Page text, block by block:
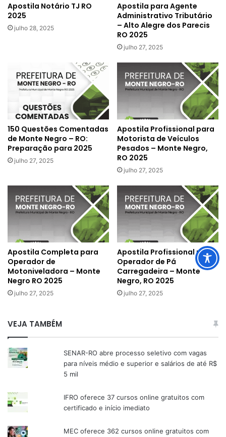
Apostila Notário TJ RO
2025
julho 28, 2025
Apostila para Agente
Administrativo Tributário
– Alto Alegre dos Parecis
RO 2025
julho 27, 2025
150 Questões Comentadas
de Monte Negro – RO:
Preparação para 2025
julho 27, 2025
Apostila Profissional para
Motorista de Veículos
Pesados – Monte Negro,
RO 2025
julho 27, 2025
Apostila Completa para
Operador de
Motoniveladora – Monte
Negro RO 2025
julho 27, 2025
Apostila Profissional para
Operador de Pá
Carregadeira – Monte
Negro, RO 2025
julho 27, 2025
VEJA TAMBÉM
SENAR-RO abre processo seletivo com vagas
para níveis médio e superior e salários de até R$
5 mil
IFRO oferece 37 cursos online gratuitos com
certificado e início imediato
MEC oferece 362 cursos online gratuitos com